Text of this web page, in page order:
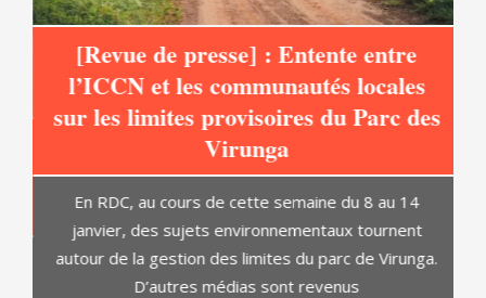
[Revue de presse] : Entente entre
l’ICCN et les communautés locales
sur les limites provisoires du Parc des
Virunga
En RDC, au cours de cette semaine du 8 au 14
janvier, des sujets environnementaux tournent
autour de la gestion des limites du parc de Virunga.
D’autres médias sont revenus